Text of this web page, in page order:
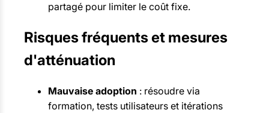
partagé pour limiter le coût fixe.
Risques fréquents et mesures
d'atténuation
Mauvaise adoption : résoudre via
formation, tests utilisateurs et itérations